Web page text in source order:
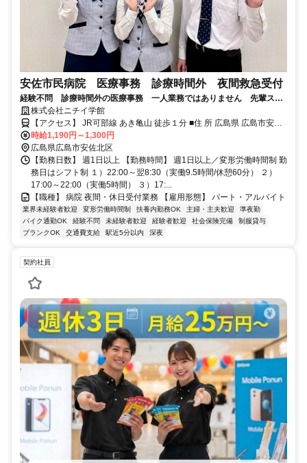
安佐市民病院 医療事務 診療時間外 夜間救急受付
経験不問 診療時間外の医療事務 一人業務ではありません 先輩スタ
ッフがサポートしますので安心ください
株式会社ニチイ学館
【アクセス】 JR可部線 あき亀山 徒歩１分 ■住 所 広島県 広島市安佐
時給1,190円～1,300円
広島県広島市安佐北区
【勤務日数】 週1日以上 【勤務時間】 週1日以上／変形労働時間制 勤
務日はシフト制 １）22:00～翌8:30（実働9.5時間/休憩60分） ２）
17:00～22:00（実働5時間） ３）17:...
【職種】 病院 夜間・休日受付業務 【雇用形態】 パート・アルバイト
業界未経験者歓迎 変形労働時間制 扶養内勤務OK 主婦・主夫歓迎
準夜勤
バイク通勤OK
経験不問 未経験者歓迎 経験者歓迎 社会保険完備
制服貸与
ブランクOK
交通費支給 駅近5分以内 深夜
契約社員